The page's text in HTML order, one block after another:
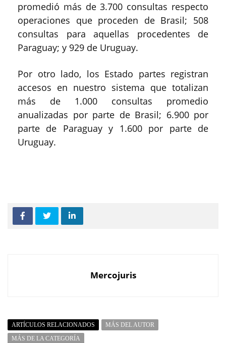
promedió más de 3.700 consultas respecto
operaciones que proceden de Brasil; 508
consultas para aquellas procedentes de
Paraguay; y 929 de Uruguay.
Por otro lado, los Estado partes registran
accesos en nuestro sistema que totalizan
más de 1.000 consultas promedio
anualizadas por parte de Brasil; 6.900 por
parte de Paraguay y 1.600 por parte de
Uruguay.
Mercojuris
ARTÍCULOS RELACIONADOS
MÁS DEL AUTOR
MÁS DE LA CATEGORÍA